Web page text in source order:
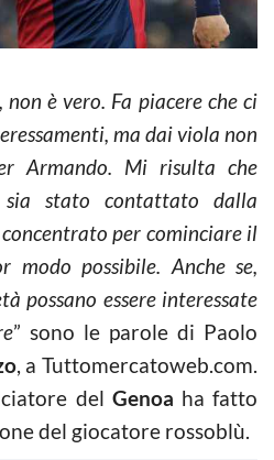
non è vero. Fa piacere che ci
ma dai viola non
Armando. Mi risulta che
stato contattato dalla
per cominciare il
modo possibile. Anche se,
possano essere interessate
” sono le parole di Paolo
, a Tuttomercatoweb.com.
del Genoa ha fatto
del giocatore rossoblù.